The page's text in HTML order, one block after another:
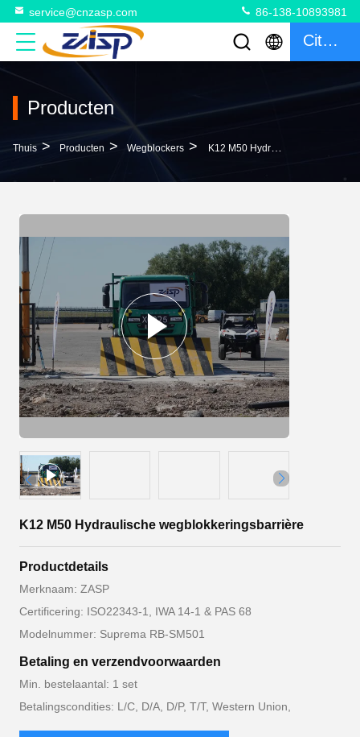
service@cnzasp.com 86-138-10893981
Citaat
Producten
Thuis > Producten > Wegblockers > K12 M50 Hydraulische Wegblokkeringsbarrière
K12 M50 Hydraulische wegblokkeringsbarrière
Productdetails
Merknaam: ZASP
Certificering: ISO22343-1, IWA 14-1 & PAS 68
Modelnummer: Suprema RB-SM501
Betaling en verzendvoorwaarden
Min. bestelaantal: 1 set
Betalingscondities: L/C, D/A, D/P, T/T, Western Union,